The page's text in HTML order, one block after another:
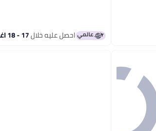
احصل عليه خلال17 - 18 اغسطس